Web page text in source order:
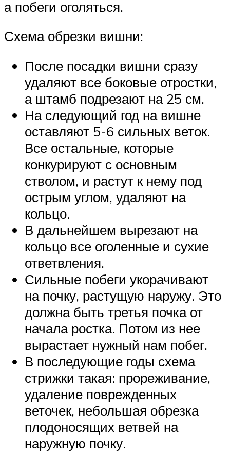
а побеги оголяться.
Схема обрезки вишни:
После посадки вишни сразу
удаляют все боковые отростки,
а штамб подрезают на 25 см.
На следующий год на вишне
оставляют 5-6 сильных веток.
Все остальные, которые
конкурируют с основным
стволом, и растут к нему под
острым углом, удаляют на
кольцо.
В дальнейшем вырезают на
кольцо все оголенные и сухие
ответвления.
Сильные побеги укорачивают
на почку, растущую наружу. Это
должна быть третья почка от
начала ростка. Потом из нее
вырастает нужный нам побег.
В последующие годы схема
стрижки такая: прореживание,
удаление поврежденных
веточек, небольшая обрезка
плодоносящих ветвей на
наружную почку.